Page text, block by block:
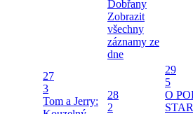
Dobřany
Zobrazit
všechny
záznamy ze
dne
27
3
Tom a Jerry:
28
2
29
5
O